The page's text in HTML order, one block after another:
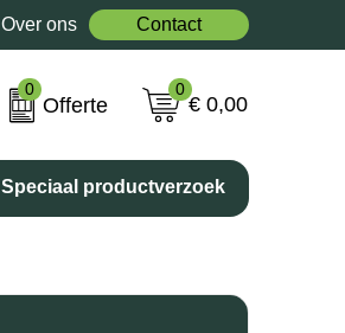
Over ons Contact
0
Offerte
0
€ 0,00
Speciaal productverzoek